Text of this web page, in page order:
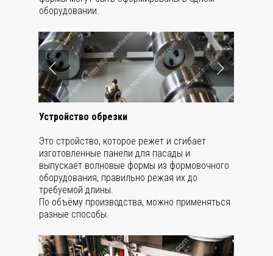
оборудовании.
Устройство обрезки
Это стройство, которое режет и сгибает
изготовленные панели для пасады и
выпускает волновые формы из формовочного
оборудования, правильно режая их до
требуемой длины.
По объёму производства, можно применяться
разные способы.